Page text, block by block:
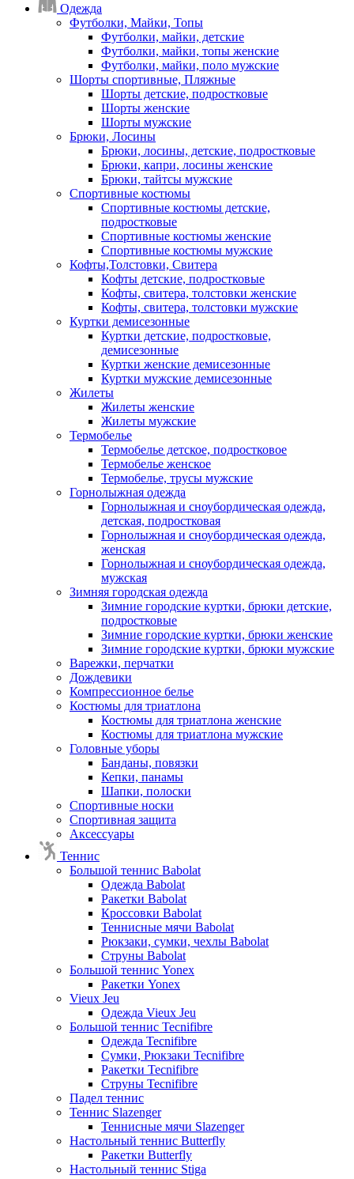
Одежда
Футболки, Майки, Топы
Футболки, майки, детские
Футболки, майки, топы женские
Футболки, майки, поло мужские
Шорты спортивные, Пляжные
Шорты детские, подростковые
Шорты женские
Шорты мужские
Брюки, Лосины
Брюки, лосины, детские, подростковые
Брюки, капри, лосины женские
Брюки, тайтсы мужские
Спортивные костюмы
Спортивные костюмы детские,
подростковые
Спортивные костюмы женские
Спортивные костюмы мужские
Кофты,Толстовки, Свитера
Кофты детские, подростковые
Кофты, свитера, толстовки женские
Кофты, свитера, толстовки мужские
Куртки демисезонные
Куртки детские, подростковые,
демисезонные
Куртки женские демисезонные
Куртки мужские демисезонные
Жилеты
Жилеты женские
Жилеты мужские
Термобелье
Термобелье детское, подростковое
Термобелье женское
Термобелье, трусы мужские
Горнолыжная одежда
Горнолыжная и сноубордическая одежда,
детская, подростковая
Горнолыжная и сноубордическая одежда,
женская
Горнолыжная и сноубордическая одежда,
мужская
Зимняя городская одежда
Зимние городские куртки, брюки детские,
подростковые
Зимние городские куртки, брюки женские
Зимние городские куртки, брюки мужские
Варежки, перчатки
Дождевики
Компрессионное белье
Костюмы для триатлона
Костюмы для триатлона женские
Костюмы для триатлона мужские
Головные уборы
Банданы, повязки
Кепки, панамы
Шапки, полоски
Спортивные носки
Спортивная защита
Аксессуары
Теннис
Большой теннис Babolat
Одежда Babolat
Ракетки Babolat
Кроссовки Babolat
Теннисные мячи Babolat
Рюкзаки, сумки, чехлы Babolat
Струны Babolat
Большой теннис Yonex
Ракетки Yonex
Vieux Jeu
Одежда Vieux Jeu
Большой теннис Tecnifibre
Одежда Tecnifibre
Сумки, Рюкзаки Tecnifibre
Ракетки Tecnifibre
Струны Tecnifibre
Падел теннис
Теннис Slazenger
Теннисные мячи Slazenger
Настольный теннис Butterfly
Ракетки Butterfly
Настольный теннис Stiga